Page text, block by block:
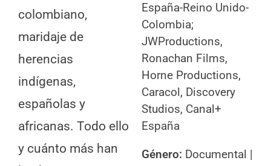
colombiano,
maridaje de
herencias
indígenas,
españolas y
africanas. Todo ello
y cuánto más han
España-Reino Unido-
Colombia;
JWProductions,
Ronachan Films,
Horne Productions,
Caracol, Discovery
Studios, Canal+
España
Género: Documental |